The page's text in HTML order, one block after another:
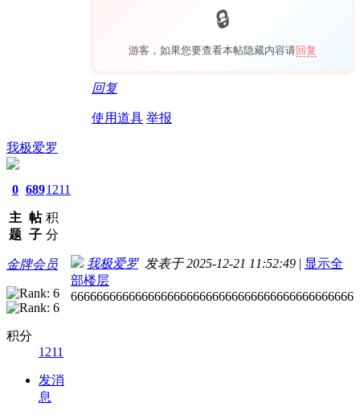
游客，如果您要查看本帖隐藏内容请回复
回复
使用道具 举报
我极爱罗
0
主
题
689
帖
子
1211
积
分
金牌会员
积分
1211
发消
息
我极爱罗发表于 2025-12-21 11:52:49 | 显示全
部楼层
66666666666666666666666666666666666666666666